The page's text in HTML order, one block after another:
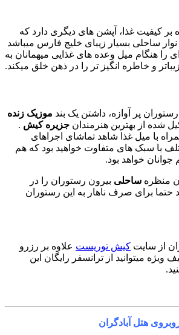
بر کیفیت غذا، آپشن های دیگری دارد که
ساحلی بسیار زیبای خلیج فارس میباشد
را هنگام میل وعده های غذایی میهمانان به
و خاطره انگیز تر را در ذهن خلق میکند.
پر آوازه، داشتن یک بند موزیک زنده
شده از بهترین هنرمندان جزیره کیش .
با میل غذا شاهد تماشای اجراهای
با سبک های متفاوت خواهید بود که هم
خواهد بود.
منظره ساحلی بیرون رستوران را در
حتما برای صرف ناهار به این رستوران
از سایت کیش توریست علاوه بر رزرو
ویژه میتوانید از ترانسفر رایگان این
هتل آبادگران